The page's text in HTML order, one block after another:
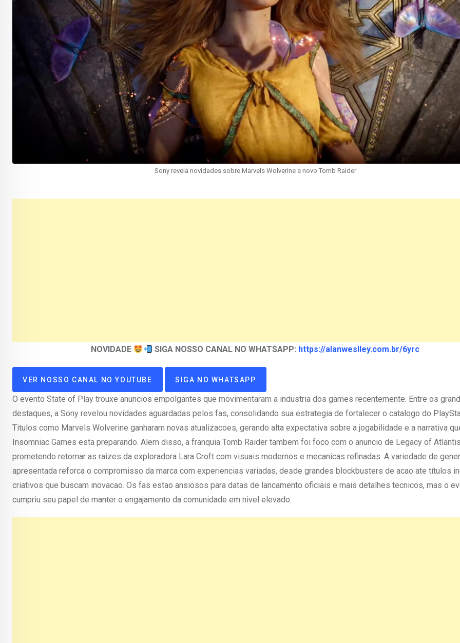
Sony revela novidades sobre Marvels Wolverine e novo Tomb Raider
NOVIDADE SIGA NOSSO CANAL NO WHATSAPP: https://alanweslley.com.br/6yrc
VER NOSSO CANAL NO YOUTUBE SIGA NO WHATSAPP
O evento State of Play trouxe anuncios empolgantes que movimentaram a industria dos games recentemente. Entre os
destaques, a Sony revelou novidades aguardadas pelos fas, consolidando sua estrategia de fortalecer o catalogo do
Titulos como Marvels Wolverine ganharam novas atualizacoes, gerando alta expectativa sobre a jogabilidade e a narrativa
Insomniac Games esta preparando. Alem disso, a franquia Tomb Raider tambem foi foco com o anuncio de Legacy of
prometendo retornar as raizes da exploradora Lara Croft com visuais modernos e mecanicas refinadas. A variedade de
apresentada reforca o compromisso da marca com experiencias variadas, desde grandes blockbusters de acao ate títulos
criativos que buscam inovacao. Os fas estao ansiosos para datas de lancamento oficiais e mais detalhes tecnicos, mas o
cumpriu seu papel de manter o engajamento da comunidade em nivel elevado.